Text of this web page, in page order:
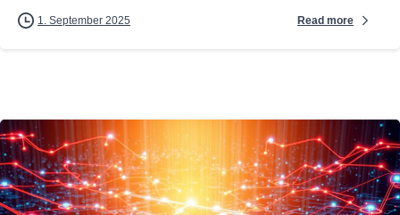
1. September 2025 Read more